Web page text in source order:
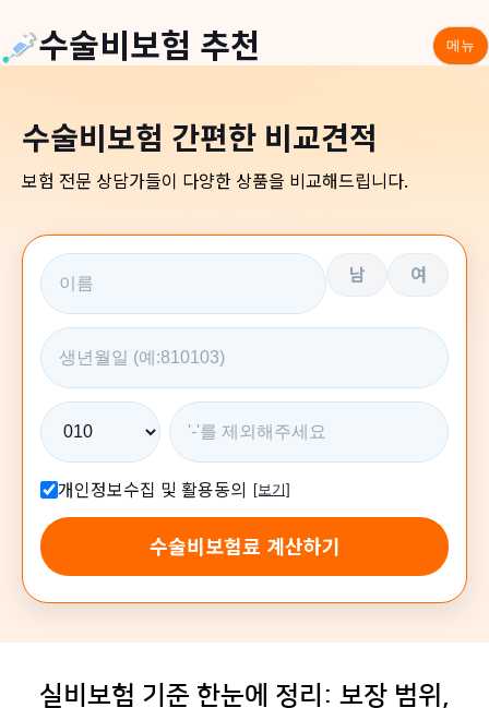
수술비보험 추천 메뉴
수술비보험 간편한 비교견적
보험 전문 상담가들이 다양한 상품을 비교해드립니다.
남 여
개인정보수집 및 활용동의 [보기]
수술비보험료 계산하기
실비보험 기준 한눈에 정리: 보장 범위,